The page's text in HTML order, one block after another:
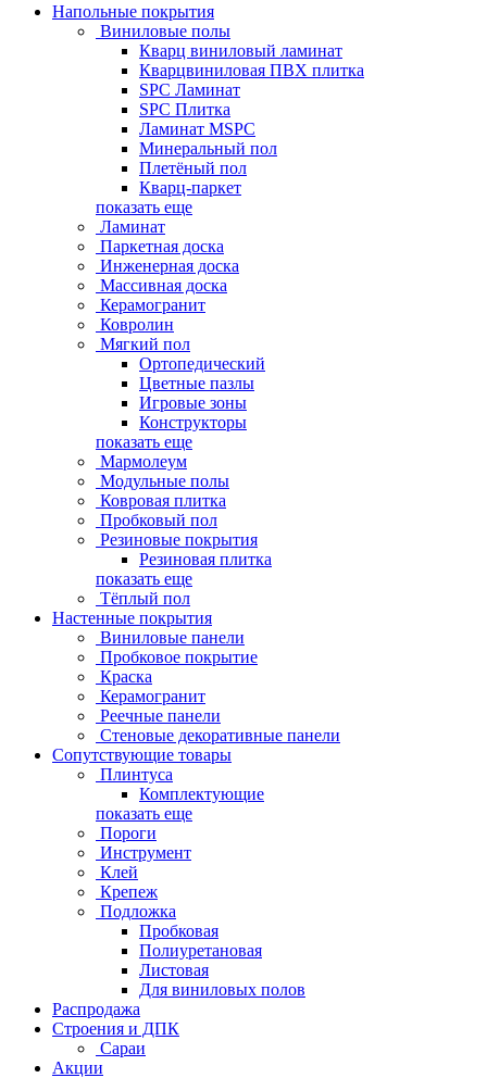
Напольные покрытия
Виниловые полы
Кварц виниловый ламинат
Кварцвиниловая ПВХ плитка
SPC Ламинат
SPC Плитка
Ламинат MSPC
Минеральный пол
Плетёный пол
Кварц-паркет
показать еще
Ламинат
Паркетная доска
Инженерная доска
Массивная доска
Керамогранит
Ковролин
Мягкий пол
Ортопедический
Цветные пазлы
Игровые зоны
Конструкторы
показать еще
Мармолеум
Модульные полы
Ковровая плитка
Пробковый пол
Резиновые покрытия
Резиновая плитка
показать еще
Тёплый пол
Настенные покрытия
Виниловые панели
Пробковое покрытие
Краска
Керамогранит
Реечные панели
Стеновые декоративные панели
Сопутствующие товары
Плинтуса
Комплектующие
показать еще
Пороги
Инструмент
Клей
Крепеж
Подложка
Пробковая
Полиуретановая
Листовая
Для виниловых полов
Распродажа
Строения и ДПК
Сараи
Акции